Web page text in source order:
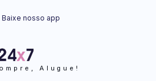
Alugue!
Baixe nosso app